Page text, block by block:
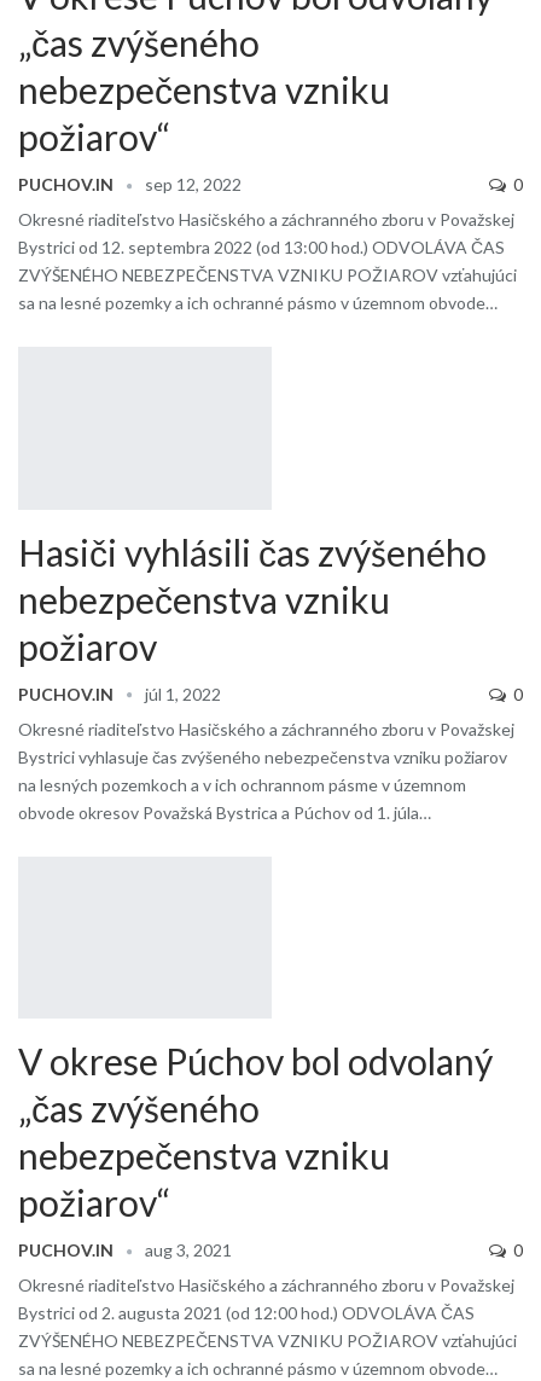
„čas zvýšeného
nebezpečenstva vzniku
požiarov“
PUCHOV.IN sep 12, 2022
0
Okresné riaditeľstvo Hasičského a záchranného zboru v Považskej
Bystrici od 12. septembra 2022 (od 13:00 hod.) ODVOLÁVA ČAS
ZVÝŠENÉHO NEBEZPEČENSTVA VZNIKU POŽIAROV vzťahujúci
sa na lesné pozemky a ich ochranné pásmo v územnom obvode…
Hasiči vyhlásili čas zvýšeného
nebezpečenstva vzniku
požiarov
PUCHOV.IN júl 1, 2022
0
Okresné riaditeľstvo Hasičského a záchranného zboru v Považskej
Bystrici vyhlasuje čas zvýšeného nebezpečenstva vzniku požiarov
na lesných pozemkoch a v ich ochrannom pásme v územnom
obvode okresov Považská Bystrica a Púchov od 1. júla…
V okrese Púchov bol odvolaný
„čas zvýšeného
nebezpečenstva vzniku
požiarov“
PUCHOV.IN aug 3, 2021
0
Okresné riaditeľstvo Hasičského a záchranného zboru v Považskej
Bystrici od 2. augusta 2021 (od 12:00 hod.) ODVOLÁVA ČAS
ZVÝŠENÉHO NEBEZPEČENSTVA VZNIKU POŽIAROV vzťahujúci
sa na lesné pozemky a ich ochranné pásmo v územnom obvode…